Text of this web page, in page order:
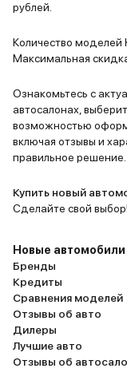
рублей.
Количество моделей
Максимальная
Ознакомьтесь с
автосалонах,
возможностью
включая отзывы и
правильное решение.
Купить новый
Сделайте свой выбор!
Новые автомобили
Бренды
Кредиты
Сравнения моделей
Отзывы об авто
Дилеры
Лучшие авто
Отзывы об